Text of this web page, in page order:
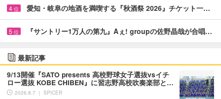
4 位 愛知・岐阜の地酒を満喫する『秋酒祭 2026』チケット一…
5 位 『サントリー1万人の第九』Aぇ! groupの佐野晶哉が合唱…
最新記事
9/13開催『SATO presents 高校野球女子選抜vsイチ
ロー選抜 KOBE CHIBEN』に習志野高校吹奏楽部と…
2026.8.7 ｜ SPICER